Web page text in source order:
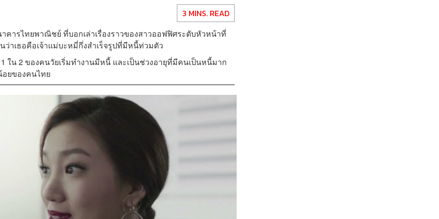
3 MINS. READ
คารไทยพาณิชย์ ที่บอกเล่าเรื่องราวของสาวออฟฟิศระดับหัวหน้าที่
าเธอคือเจ้าแม่บะหมี่กึ่งสำเร็จรูปที่มีหนี้ท่วมตัว
ใน 2 ของคนวัยเริ่มทำงานมีหนี้ และเป็นช่วงอายุที่มีคนเป็นหนี้มาก
ยของคนไทย